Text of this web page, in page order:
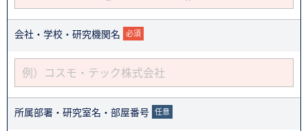
会社・学校・研究機関名 必須
所属部署・研究室名・部屋番号 任意